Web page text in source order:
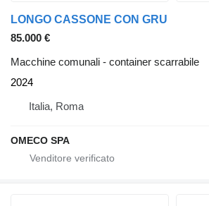
LONGO CASSONE CON GRU
85.000 €
Macchine comunali - container scarrabile
2024
Italia, Roma
OMECO SPA